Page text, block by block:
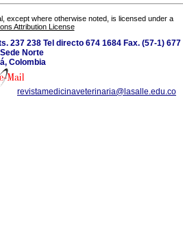
except where otherwise noted, is licensed under a
Attribution License
237 238 Tel directo 674 1684 Fax. (57-1) 677
Norte
Colombia
revistamedicinaveterinaria@lasalle.edu.co